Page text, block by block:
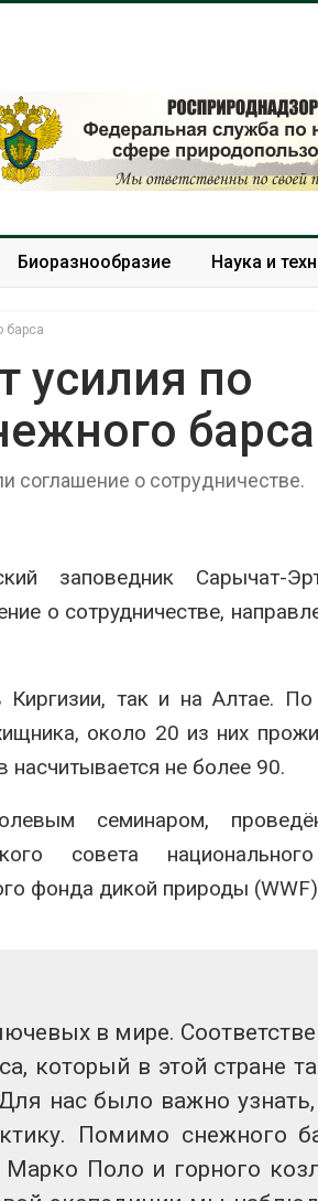
Биоразнообразие Наука и
барса
усилия по
барса
соглашение о сотрудничестве.
заповедник Сарычат-
о сотрудничестве,
Киргизии, так и на Алтае.
около 20 из них
не более 90.
семинаром,
совета
фонда дикой природы
в мире.
который в этой стране
нас было важно
Помимо снежного
Марко Поло и горного
вновь
сбора
воду
в
В горах
Черкесии
производить
мяса
увеличила
Авг 6, 2026
задержали
человек в
против
преступлений
Авг 6, 2026
Авг 6, 2026
В Ирбите
расчистку
рекордного
паводка
Авг 6, 2026